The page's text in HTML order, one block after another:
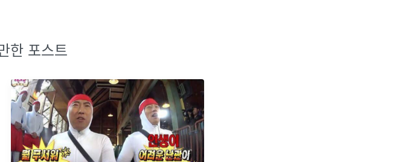
한 포스트